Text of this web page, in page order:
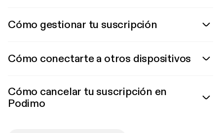
Cómo gestionar tu suscripción
Cómo conectarte a otros dispositivos
Cómo cancelar tu suscripción en
Podimo